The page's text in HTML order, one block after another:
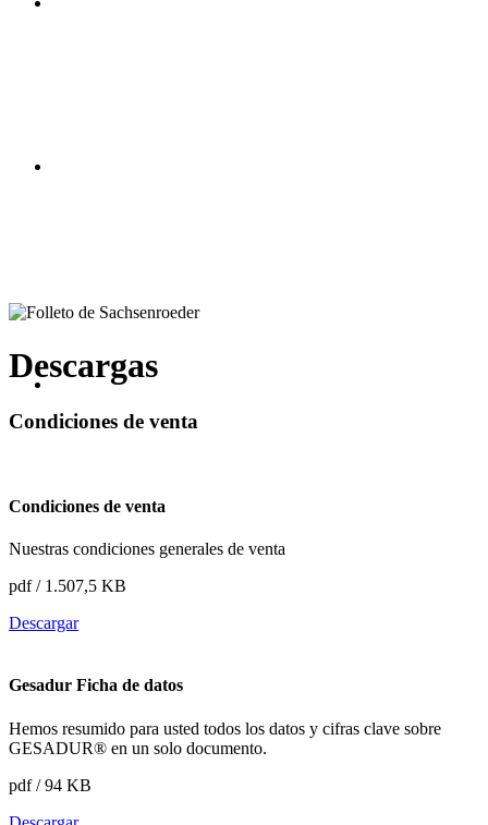
Descargas
Condiciones de venta
Condiciones de venta
Nuestras condiciones generales de venta
pdf / 1.507,5 KB
Descargar
Gesadur Ficha de datos
Hemos resumido para usted todos los datos y cifras clave sobre
GESADUR® en un solo documento.
pdf / 94 KB